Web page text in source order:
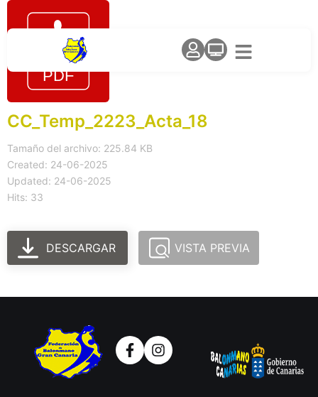
CC_Temp_2223_Acta_18
Tamaño del archivo: 225.84 KB
Created: 24-06-2025
Updated: 24-06-2025
Hits: 33
DESCARGAR VISTA PREVIA